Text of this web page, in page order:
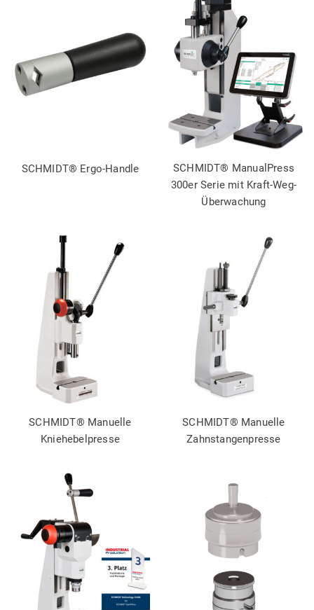
SCHMIDT® Ergo-Handle
SCHMIDT® ManualPress
300er Serie mit Kraft-Weg-
Überwachung
SCHMIDT® Manuelle
Kniehebelpresse
SCHMIDT® Manuelle
Zahnstangenpresse